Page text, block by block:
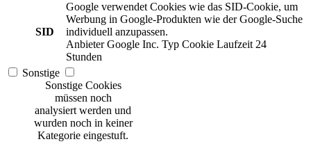
SID
Google verwendet Cookies wie das SID-Cookie, um
Werbung in Google-Produkten wie der Google-Suche
individuell anzupassen.
Anbieter Google Inc. Typ Cookie Laufzeit 24
Stunden
Sonstige
Sonstige Cookies
müssen noch
analysiert werden und
wurden noch in keiner
Kategorie eingestuft.